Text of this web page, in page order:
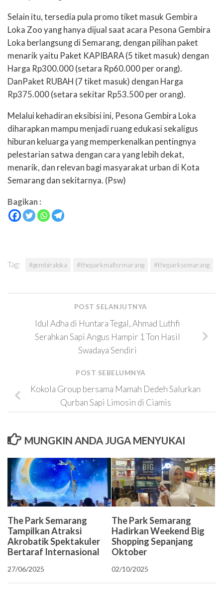
Selain itu, tersedia pula promo tiket masuk Gembira
Loka Zoo yang hanya dijual saat acara Pesona Gembira
Loka berlangsung di Semarang, dengan pilihan paket
menarik yaitu Paket KAPIBARA (5 tiket masuk) dengan
Harga Rp300.000 (setara Rp60.000 per orang).
DanPaket RUBAH (7 tiket masuk) dengan Harga
Rp375.000 (setara sekitar Rp53.500 per orang).
Melalui kehadiran eksibisi ini, Pesona Gembira Loka
diharapkan mampu menjadi ruang edukasi sekaligus
hiburan keluarga yang memperkenalkan pentingnya
pelestarian satwa dengan cara yang lebih dekat,
menarik, dan relevan bagi masyarakat urban di Kota
Semarang dan sekitarnya. (Psw)
Bagikan :
Tag: #gembiraloka #theparkmallsrmarang #theparksemarang
POST SELANJUTNYA
Idul Adha di Huntara Tegal, Ahmad Luthfi
Serahkan Sapi Angus Hampir 1 Ton Hasil
Swadaya Sendiri
POST SEBELUMNYA
Kokola Group bersama Mamah Dedeh Salurkan
Qurban Sapi Limosin di Ciamis
MUNGKIN ANDA JUGA MENYUKAI
The Park Semarang
Tampilkan Atraksi
Akrobatik Spektakuler
Bertaraf Internasional
27/06/2025
The Park Semarang
Hadirkan Weekend Big
Shopping Sepanjang
Oktober
02/10/2025